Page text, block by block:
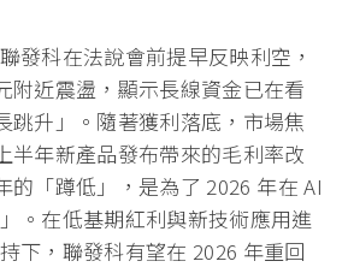
發科在法說會前提早反映利空，
附近震盪，顯示長線資金已在看
跳升」。隨著獲利落底，市場焦
半年新產品發布帶來的毛利率改
的「蹲低」，是為了 2026 年在 AI
。在低基期紅利與新技術應用進
下，聯發科有望在 2026 年重回